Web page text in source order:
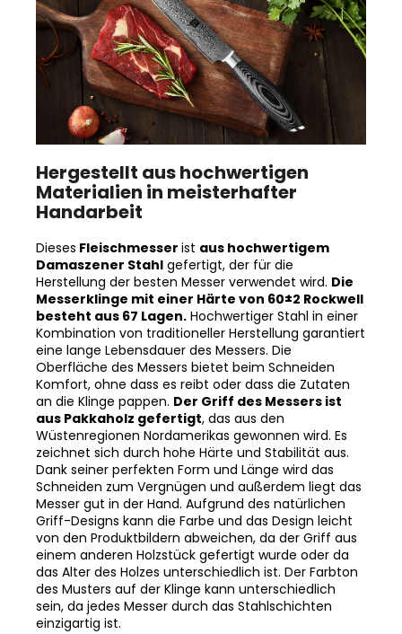
Hergestellt aus hochwertigen
Materialien in meisterhafter
Handarbeit
Dieses Fleischmesser ist aus hochwertigem
Damaszener Stahl gefertigt, der für die
Herstellung der besten Messer verwendet wird. Die
Messerklinge mit einer Härte von 60±2 Rockwell
besteht aus 67 Lagen. Hochwertiger Stahl in einer
Kombination von traditioneller Herstellung garantiert
eine lange Lebensdauer des Messers. Die
Oberfläche des Messers bietet beim Schneiden
Komfort, ohne dass es reibt oder dass die Zutaten
an die Klinge pappen. Der Griff des Messers ist
aus Pakkaholz gefertigt, das aus den
Wüstenregionen Nordamerikas gewonnen wird. Es
zeichnet sich durch hohe Härte und Stabilität aus.
Dank seiner perfekten Form und Länge wird das
Schneiden zum Vergnügen und außerdem liegt das
Messer gut in der Hand. Aufgrund des natürlichen
Griff-Designs kann die Farbe und das Design leicht
von den Produktbildern abweichen, da der Griff aus
einem anderen Holzstück gefertigt wurde oder da
das Alter des Holzes unterschiedlich ist. Der Farbton
des Musters auf der Klinge kann unterschiedlich
sein, da jedes Messer durch das Stahlschichten
einzigartig ist.